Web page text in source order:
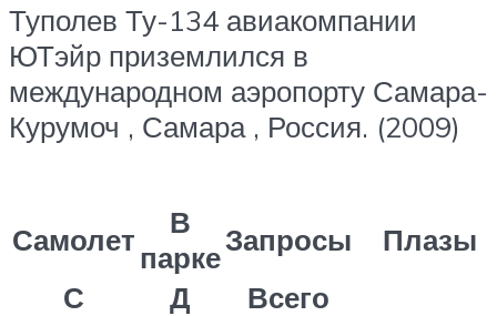
Туполев Ту-134 авиакомпании
ЮТэйр приземлился в
международном аэропорту Самара-
Курумоч , Самара, Россия. (2009)
Самолет
В
паркеЗапросы
Плазы
С
Д Всего